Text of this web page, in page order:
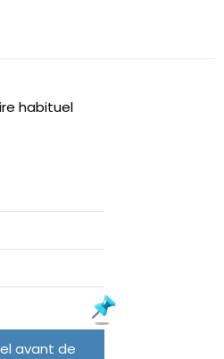
habituel
avant de